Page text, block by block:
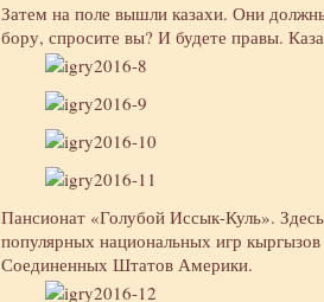
Затем на поле вышли казахи. Они
бору, спросите вы? И будете правы.
Пансионат «Голубой Иссык-Куль».
популярных национальных игр
Соединенных Штатов Америки.